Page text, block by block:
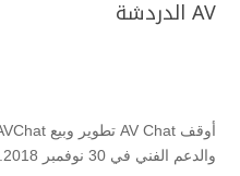
AV الدردشة
والدعم الفني في 30 نوفمبر 2018.